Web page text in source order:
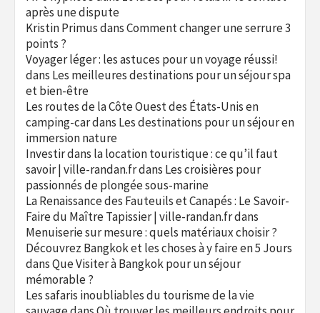
après une dispute
Kristin PrimusdansComment changer une serrure 3
points ?
Voyager léger : les astuces pour un voyage réussi!
dans Les meilleures destinations pour un séjour spa
et bien-être
Les routes de la Côte Ouest des États-Unis en
camping-cardans Les destinations pour un séjour en
immersion nature
Investir dans la location touristique : ce qu’il faut
savoir | ville-randan.frdans Les croisières pour
passionnés de plongée sous-marine
La Renaissance des Fauteuils et Canapés : Le Savoir-
Faire du Maître Tapissier | ville-randan.frdans
Menuiserie sur mesure : quels matériaux choisir ?
Découvrez Bangkok et les choses à y faire en 5 Jours
dansQue Visiter à Bangkok pour un séjour
mémorable ?
Les safaris inoubliables du tourisme de la vie